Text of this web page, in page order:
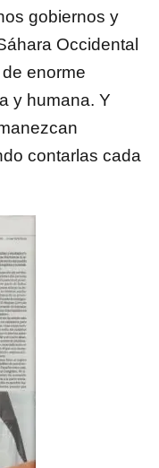
gobiernos y
Occidental
enorme
y humana. Y
contarlas cada